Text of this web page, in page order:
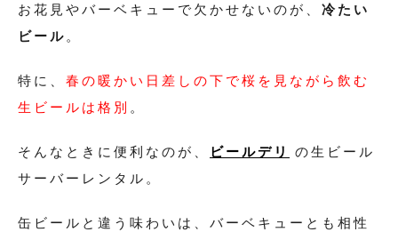
お花見やバーベキューで欠かせないのが、 冷たい
ビール 。
特に、 春の暖かい日差しの下で桜を見ながら飲む
生ビールは格別 。
そんなときに便利なのが、 ビールデリ
の生ビール
サーバーレンタル。
缶ビールと違う味わいは、バーベキューとも相性